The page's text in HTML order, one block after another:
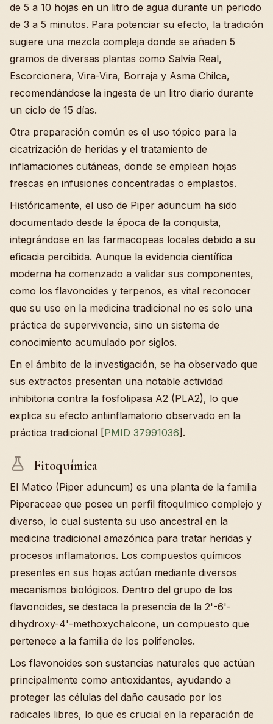
de 5 a 10 hojas en un litro de agua durante un periodo
de 3 a 5 minutos. Para potenciar su efecto, la tradición
sugiere una mezcla compleja donde se añaden 5
gramos de diversas plantas como Salvia Real,
Escorcionera, Vira-Vira, Borraja y Asma Chilca,
recomendándose la ingesta de un litro diario durante
un ciclo de 15 días.
Otra preparación común es el uso tópico para la
cicatrización de heridas y el tratamiento de
inflamaciones cutáneas, donde se emplean hojas
frescas en infusiones concentradas o emplastos.
Históricamente, el uso de Piper aduncum ha sido
documentado desde la época de la conquista,
integrándose en las farmacopeas locales debido a su
eficacia percibida. Aunque la evidencia científica
moderna ha comenzado a validar sus componentes,
como los flavonoides y terpenos, es vital reconocer
que su uso en la medicina tradicional no es solo una
práctica de supervivencia, sino un sistema de
conocimiento acumulado por siglos.
En el ámbito de la investigación, se ha observado que
sus extractos presentan una notable actividad
inhibitoria contra la fosfolipasa A2 (PLA2), lo que
explica su efecto antiinflamatorio observado en la
práctica tradicional [PMID 37991036].
Fitoquímica
El Matico (Piper aduncum) es una planta de la familia
Piperaceae que posee un perfil fitoquímico complejo y
diverso, lo cual sustenta su uso ancestral en la
medicina tradicional amazónica para tratar heridas y
procesos inflamatorios. Los compuestos químicos
presentes en sus hojas actúan mediante diversos
mecanismos biológicos. Dentro del grupo de los
flavonoides, se destaca la presencia de la 2'-6'-
dihydroxy-4'-methoxychalcone, un compuesto que
pertenece a la familia de los polifenoles.
Los flavonoides son sustancias naturales que actúan
principalmente como antioxidantes, ayudando a
proteger las células del daño causado por los
radicales libres, lo que es crucial en la reparación de